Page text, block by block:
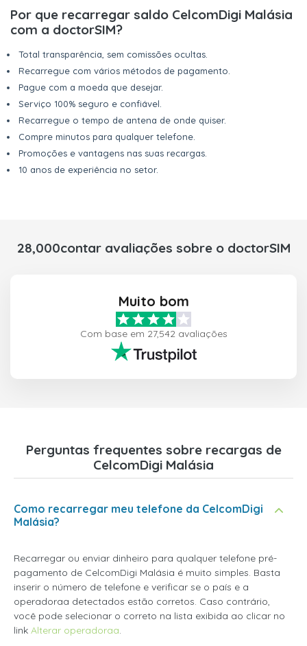
Por que recarregar saldo CelcomDigi Malásia
com a doctorSIM?
Total transparência, sem comissões ocultas.
Recarregue com vários métodos de pagamento.
Pague com a moeda que desejar.
Serviço 100% seguro e confiável.
Recarregue o tempo de antena de onde quiser.
Compre minutos para qualquer telefone.
Promoções e vantagens nas suas recargas.
10 anos de experiência no setor.
28,000contar avaliações sobre o doctorSIM
Muito bom
Com base em 27,542 avaliações
Perguntas frequentes sobre recargas de
CelcomDigi Malásia
Como recarregar meu telefone da CelcomDigi
Malásia?
Recarregar ou enviar dinheiro para qualquer telefone pré-
pagamento de CelcomDigi Malásia é muito simples. Basta
inserir o número de telefone e verificar se o país e a
operadoraa detectados estão corretos. Caso contrário,
você pode selecionar o correto na lista exibida ao clicar no
link Alterar operadoraa.